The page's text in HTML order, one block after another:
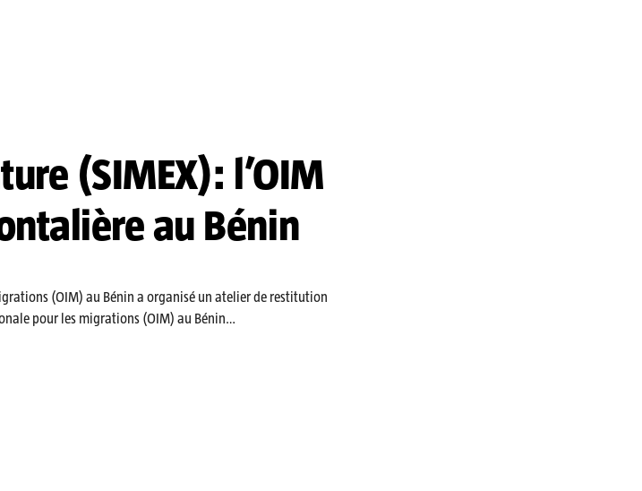
(SIMEX): l’OIM
au Bénin
(OIM) au Bénin a organisé un atelier de restitution
pour les migrations (OIM) au Bénin…